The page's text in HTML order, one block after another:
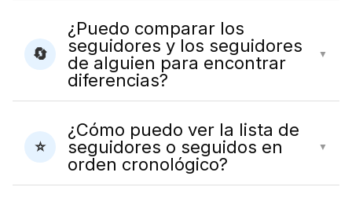
🔄
¿Puedo comparar los
seguidores y los seguidores
de alguien para encontrar
diferencias?
▼
⭐
¿Cómo puedo ver la lista de
seguidores o seguidos en
orden cronológico?
▼